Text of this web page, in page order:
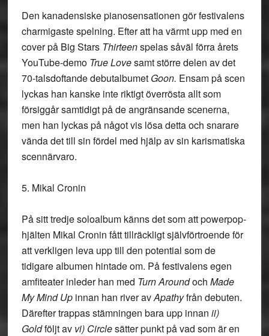
Den kanadensiske pianosensationen gör festivalens
charmigaste spelning. Efter att ha värmt upp med en
cover på Big Stars Thirteenspelas såväl förra årets
YouTube-demo True Lovesamt större delen av det
70-talsdoftande debutalbumet Goon. Ensam på scen
lyckas han kanske inte riktigt överrösta allt som
försiggår samtidigt på de angränsande scenerna,
men han lyckas på något vis lösa detta och snarare
vända det till sin fördel med hjälp av sin karismatiska
scennärvaro.
5. Mikal Cronin
På sitt tredje soloalbum känns det som att powerpop-
hjälten Mikal Cronin fått tillräckligt självförtroende för
att verkligen leva upp till den potential som de
tidigare albumen hintade om. På festivalens egen
amfiteater inleder han med Turn Aroundoch Made
My Mind Upinnan han river avApathyfrån debuten.
Därefter trappas stämningen bara upp innan ii)
Goldföljt av vi) Circlesätter punkt på vad som är en